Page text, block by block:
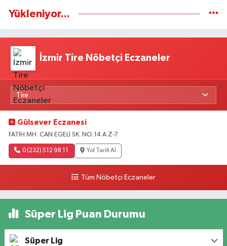
Yükleniyor...
İzmir Tire Nöbetçi Eczaneler
Gülsever Eczanesi
FATİH MH. CAN EGELİ SK. NO:14 A Z-7
0 (232) 512 98 11 Yol Tarifi Al
Tüm Nöbetçi Eczaneler
Süper Lig Puan Durumu
Süper Lig